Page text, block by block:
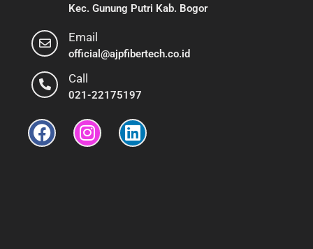
Kec. Gunung Putri Kab. Bogor
Email
official@ajpfibertech.co.id
Call
021-22175197